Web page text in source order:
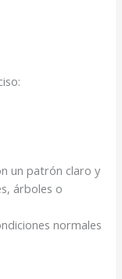
un patrón claro y
árboles o
normales